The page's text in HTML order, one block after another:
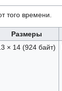
того времени.
Размеры
× 14 (924 байт)